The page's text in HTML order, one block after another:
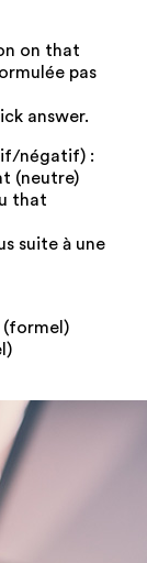
on that
pas
answer.
négatif) :
(neutre)
that
suite à une
(formel)